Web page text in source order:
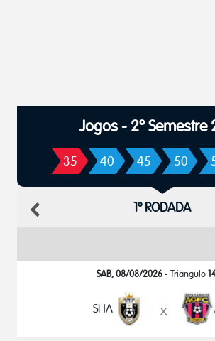
Jogos - 2º Semestre
35 40 45 50
1º RODADA
SAB, 08/08/2026- Triangulo
SHA x